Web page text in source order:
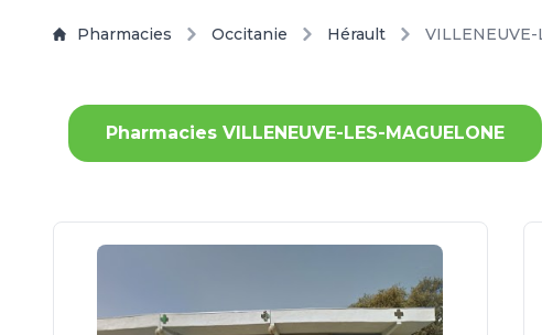
Pharmacies Occitanie Hérault VILLENEUVE-
Pharmacies VILLENEUVE-LES-MAGUELONE